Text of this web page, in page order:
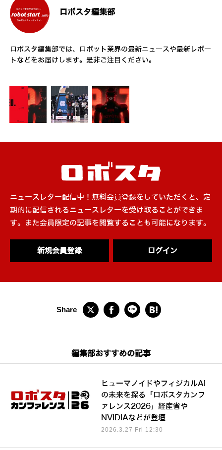
ロボスタ編集部
ロボスタ編集部では、ロボット業界の最新ニュースや最新レポー
トなどをお届けします。是非ご注目ください。
ニュースレター配信中！無料会員登録をしていただくと、定
期的に配信されるニュースレターを受け取ることができま
す。また会員限定の記事を閲覧することも可能になります。
新規会員登録 ログイン
編集部おすすめの記事
ヒューマノイドやフィジカルAI
の未来を探る「ロボスタカンフ
ァレンス2026」経産省や
NVIDIAなどが登壇
2026.3.27 Fri 12:30